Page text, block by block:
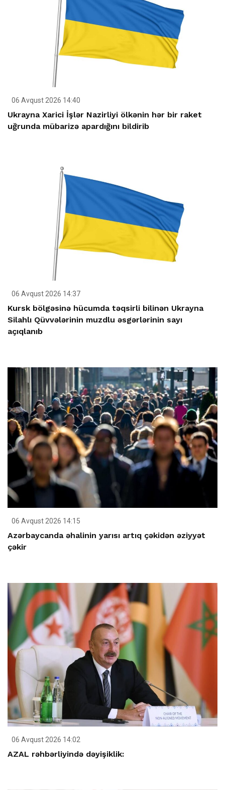
06 Avqust 2026 14:40
Ukrayna Xarici İşlər Nazirliyi ölkənin hər bir raket
uğrunda mübarizə apardığını bildirib
06 Avqust 2026 14:37
Kursk bölgəsinə hücumda təqsirli bilinən Ukrayna
Silahlı Qüvvələrinin muzdlu əsgərlərinin sayı
açıqlanıb
06 Avqust 2026 14:15
Azərbaycanda əhalinin yarısı artıq çəkidən əziyyət
çəkir
06 Avqust 2026 14:02
AZAL rəhbərliyində dəyişiklik: